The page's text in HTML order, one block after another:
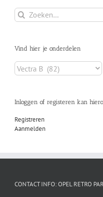
Zoeken
naar:
Vind hier je onderdelen
Inloggen of registeren kan
Registreren
Aanmelden
CONTACT INFO: OPEL RETRO